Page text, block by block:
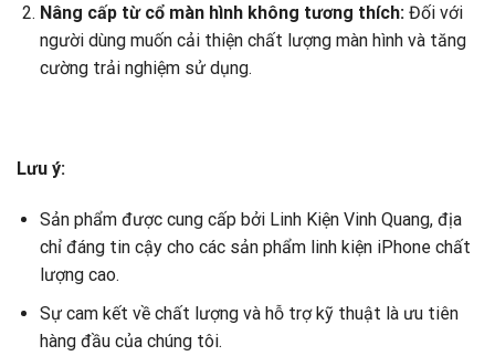
Nâng cấp từ cổ màn hình không tương thích:Đối với
người dùng muốn cải thiện chất lượng màn hình và tăng
cường trải nghiệm sử dụng.
Lưu ý:
Sản phẩm được cung cấp bởi Linh Kiện Vinh Quang, địa
chỉ đáng tin cậy cho các sản phẩm linh kiện iPhone chất
lượng cao.
Sự cam kết về chất lượng và hỗ trợ kỹ thuật là ưu tiên
hàng đầu của chúng tôi.